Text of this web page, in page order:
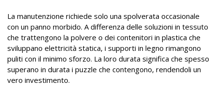
La manutenzione richiede solo una spolverata occasionale
con un panno morbido. A differenza delle soluzioni in tessuto
che trattengono la polvere o dei contenitori in plastica che
sviluppano elettricità statica, i supporti in legno rimangono
puliti con il minimo sforzo. La loro durata significa che spesso
superano in durata i puzzle che contengono, rendendoli un
vero investimento.